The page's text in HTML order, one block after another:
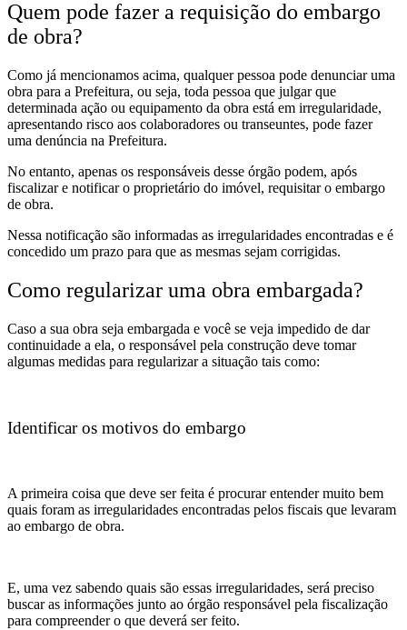
Quem pode fazer a requisição do embargo
de obra?
Como já mencionamos acima, qualquer pessoa pode denunciar uma
obra para a Prefeitura, ou seja, toda pessoa que julgar que
determinada ação ou equipamento da obra está em irregularidade,
apresentando risco aos colaboradores ou transeuntes, pode fazer
uma denúncia na Prefeitura.
No entanto, apenas os responsáveis desse órgão podem, após
fiscalizar e notificar o proprietário do imóvel, requisitar o embargo
de obra.
Nessa notificação são informadas as irregularidades encontradas e é
concedido um prazo para que as mesmas sejam corrigidas.
Como regularizar uma obra embargada?
Caso a sua obra seja embargada e você se veja impedido de dar
continuidade a ela, o responsável pela construção deve tomar
algumas medidas para regularizar a situação tais como:
Identificar os motivos do embargo
A primeira coisa que deve ser feita é procurar entender muito bem
quais foram as irregularidades encontradas pelos fiscais que levaram
ao embargo de obra.
E, uma vez sabendo quais são essas irregularidades, será preciso
buscar as informações junto ao órgão responsável pela fiscalização
para compreender o que deverá ser feito.